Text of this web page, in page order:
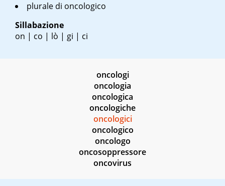
plurale di oncologico
Sillabazione
on | co | lò | gi | ci
oncologi
oncologia
oncologica
oncologiche
oncologici
oncologico
oncologo
oncosoppressore
oncovirus